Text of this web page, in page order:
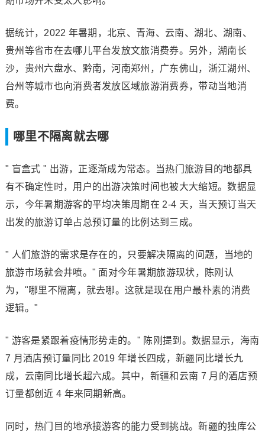
据统计，2022 年暑期，北京、青海、云南、湖北、湖南、
贵州等省市在去哪儿平台发放文旅消费券。另外，湖南长
沙，贵州六盘水、黔南，河南郑州，广东佛山，浙江湖州、
台州等城市也向消费者发放区域旅游消费券，带动当地消
费。
哪里不隔离就去哪
" 盲盒式 " 出游，正逐渐成为常态。当热门旅游目的地都具
有不确定性时，用户的出游决策时间也被大大缩短。数据显
示，今年暑期游客的平均决策周期在 2-4 天，当天预订当天
出发的旅游订单占总预订量的比例达到三成。
" 人们旅游的需求是存在的，只要解决隔离的问题，当地的
旅游市场就会井喷。" 面对今年暑期旅游现状，陈刚认
为，"哪里不隔离，就去哪。这就是现在用户最朴素的消费
逻辑。"
" 游客是紧跟着疫情形势走的。" 陈刚提到。数据显示，海南
7 月酒店预订量同比 2019 年增长四成，新疆同比增长九
成，云南同比增长超六成。其中，新疆和云南 7 月的酒店预
订量都创近 4 年来同期新高。
同时，热门目的地承接游客的能力受到挑战。新疆的独库公